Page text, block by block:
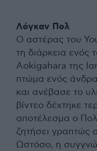
Λόγκαν Πολ
Ο αστέρας του
τη διάρκεια ενός
Aokigahara της
πτώμα ενός άνδρα
και ανέβασε το
βίντεο δέχτηκε
αποτέλεσμα ο
ζητήσει γραπτώς
Ωστόσο, η